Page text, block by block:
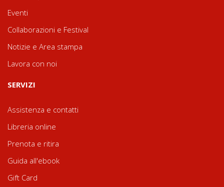
Eventi
Collaborazioni e Festival
Notizie e Area stampa
Lavora con noi
SERVIZI
Assistenza e contatti
Libreria online
Prenota e ritira
Guida all'ebook
Gift Card